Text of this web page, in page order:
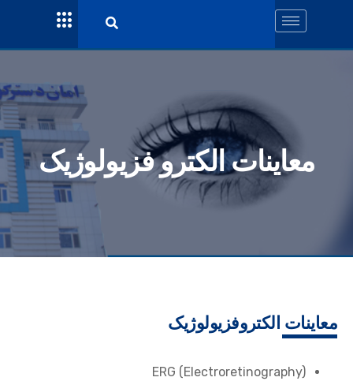
معاینات الکترو فزیولوژیک
معاینات الکتروفزیولوژیک
ERG (Electroretinography)